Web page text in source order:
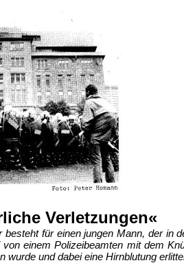
Verletzungen«
besteht für einen jungen Mann, der in
einem Polizeibeamten mit dem
wurde und dabei eine Hirnblutung